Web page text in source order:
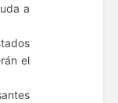
a
el